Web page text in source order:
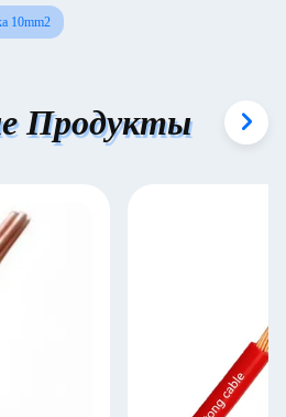
10mm2
Продукты